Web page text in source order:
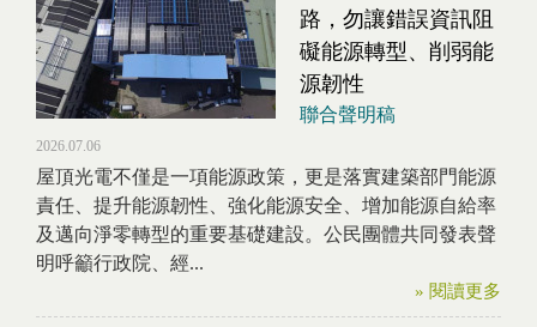
路，勿讓錯誤資訊阻
礙能源轉型、削弱能
源韌性
聯合聲明稿
2026.07.06
屋頂光電不僅是一項能源政策，更是落實建築部門能源
責任、提升能源韌性、強化能源安全、增加能源自給率
及邁向淨零轉型的重要基礎建設。公民團體共同發表聲
明呼籲行政院、經...
» 閱讀更多